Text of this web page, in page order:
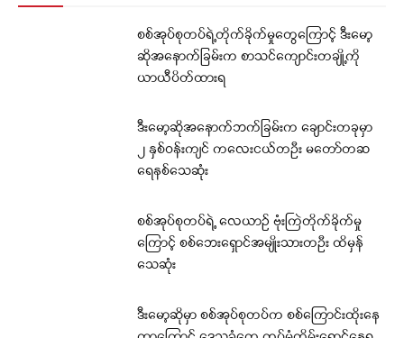
စစ်အုပ်စုတပ်ရဲ့တိုက်ခိုက်မှုတွေကြောင့် ဒီးမော့
ဆိုအနောက်ခြမ်းက စာသင်ကျောင်းတချို့ကို
ယာယီပိတ်ထားရ
ဒီးမော့ဆိုအနောက်ဘက်ခြမ်းက ချောင်းတခုမှာ
၂ နှစ်ဝန်းကျင် ကလေးငယ်တဦး မတော်တဆ
ရေနစ်သေဆုံး
စစ်အုပ်စုတပ်ရဲ့ လေယာဉ် ဗုံးကြဲတိုက်ခိုက်မှု
ကြောင့် စစ်ဘေးရှောင်အမျိုးသားတဦး ထိမှန်
သေဆုံး
ဒီးမော့ဆိုမှာ စစ်အုပ်စုတပ်က စစ်ကြောင်းထိုးနေ